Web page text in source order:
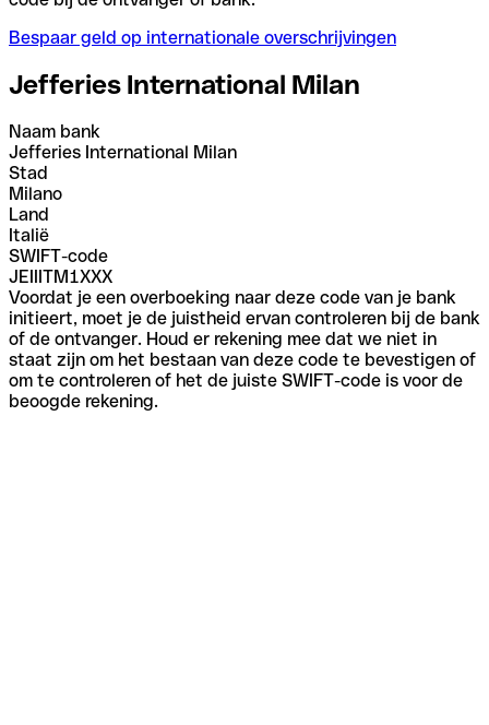
Bespaar geld op internationale overschrijvingen
Jefferies International Milan
Naam bank
Jefferies International Milan
Stad
Milano
Land
Italië
SWIFT-code
JEIIITM1XXX
Voordat je een overboeking naar deze code van je bank
initieert, moet je de juistheid ervan controleren bij de bank
of de ontvanger. Houd er rekening mee dat we niet in
staat zijn om het bestaan van deze code te bevestigen of
om te controleren of het de juiste SWIFT-code is voor de
beoogde rekening.